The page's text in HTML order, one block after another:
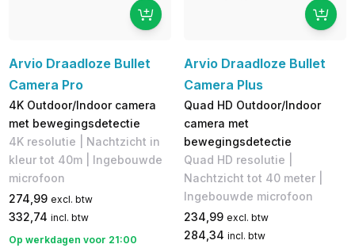
Arvio Draadloze Bullet
Camera Pro
4K Outdoor/Indoor camera
met bewegingsdetectie
4K resolutie | Nachtzicht in
kleur tot 40m | Ingebouwde
microfoon
274,99 excl. btw
332,74 incl. btw
Op werkdagen voor 21:00
Arvio Draadloze Bullet
Camera Plus
Quad HD Outdoor/Indoor
camera met
bewegingsdetectie
Quad HD resolutie |
Nachtzicht tot 40 meter |
Ingebouwde microfoon
234,99 excl. btw
284,34 incl. btw